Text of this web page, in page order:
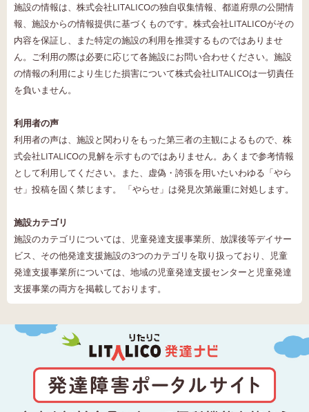
施設の情報は、株式会社LITALICOの独自収集情報、都道府県の公開情
報、施設からの情報提供に基づくものです。株式会社LITALICOがその
内容を保証し、また特定の施設の利用を推奨するものではありませ
ん。ご利用の際は必要に応じて各施設にお問い合わせください。施設
の情報の利用により生じた損害について株式会社LITALICOは一切責任
を負いません。
利用者の声
利用者の声は、施設と関わりをもった第三者の主観によるもので、株
式会社LITALICOの見解を示すものではありません。あくまで参考情報
として利用してください。また、虚偽・誇張を用いたいわゆる「やら
せ」投稿を固く禁じます。 「やらせ」は発見次第厳重に対処します。
施設カテゴリ
施設のカテゴリについては、児童発達支援事業所、放課後等デイサー
ビス、その他発達支援施設の3つのカテゴリを取り扱っており、児童
発達支援事業所については、地域の児童発達支援センターと児童発達
支援事業の両方を掲載しております。